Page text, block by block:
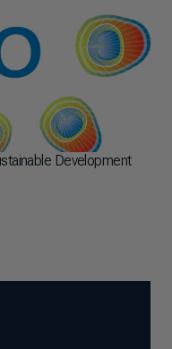
Development